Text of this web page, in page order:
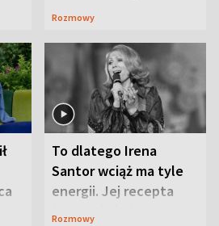
Rozmowy
To dlatego Irena
Santor wciąż ma tyle
energii. Jej recepta
jest zaskakująco
Rozmowy